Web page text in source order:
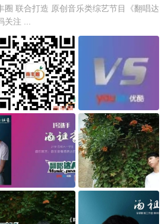
圈 联合打造 原创音乐类综艺节目《翻唱达
注 ...